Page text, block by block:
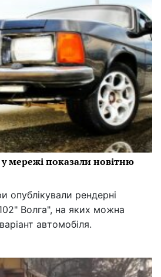
мережі показали новітню
опублікували рендерні
Волга", на яких можна
автомобіля.